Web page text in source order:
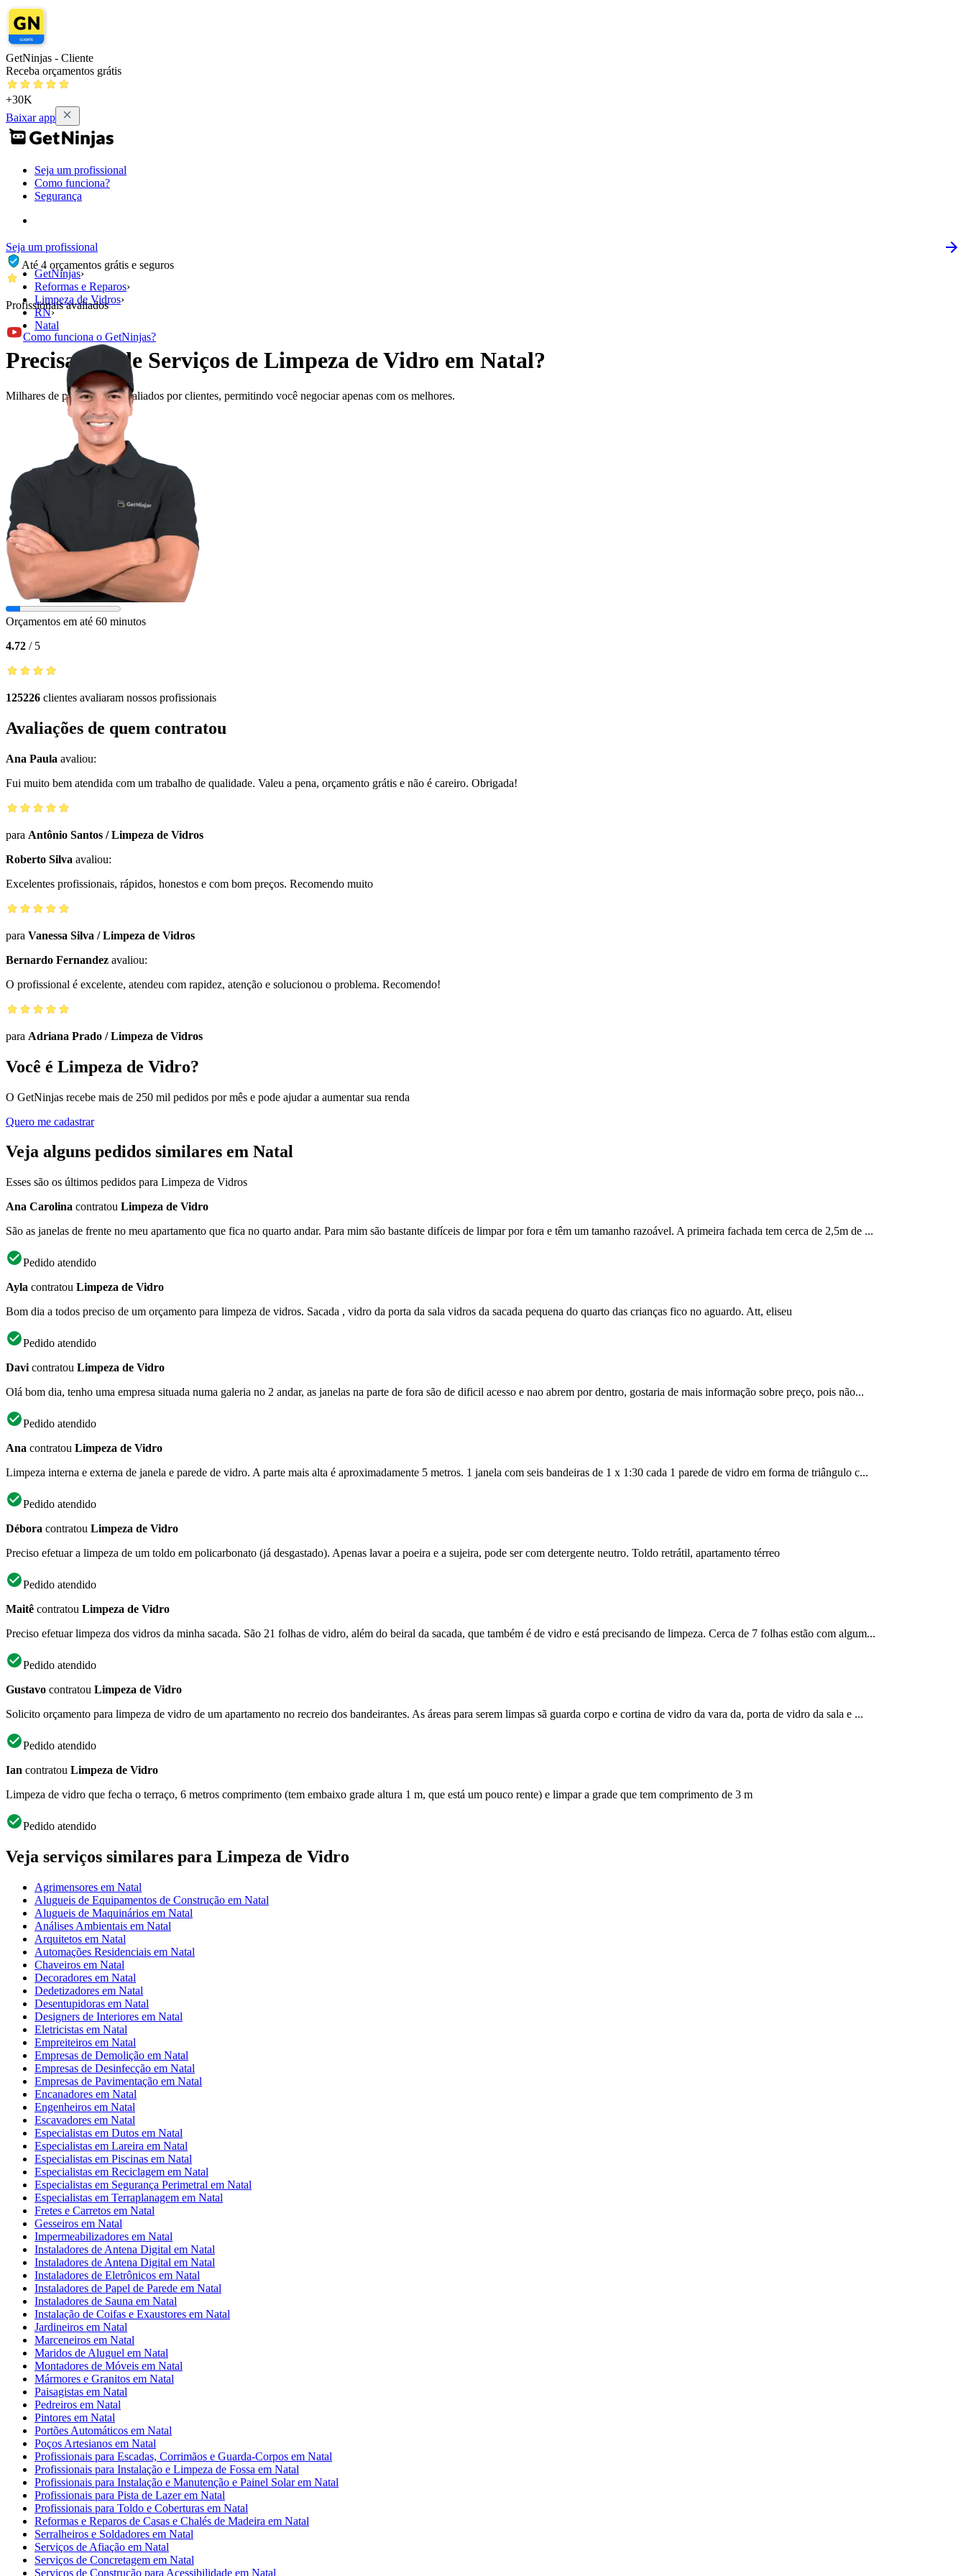
GetNinjas - Cliente
Receba orçamentos grátis
+30K
Baixar app
Seja um profissional
Como funciona?
Segurança
Seja um profissional
GetNinjas›
Reformas e Reparos›
Limpeza de Vidros›
RN›
Natal
Precisando de Serviços de Limpeza de Vidro em Natal?
Milhares de profissionais avaliados por clientes, permitindo você negociar apenas com os melhores.
Até 4 orçamentos grátis e seguros
Profissionais avaliados
Como funciona o GetNinjas?
Orçamentos em até 60 minutos
4.72 / 5
125226 clientes avaliaram nossos profissionais
Avaliações de quem contratou
Ana Paula avaliou:
Fui muito bem atendida com um trabalho de qualidade. Valeu a pena, orçamento grátis e não é careiro. Obrigada!
para Antônio Santos /Limpeza de Vidros
Roberto Silva avaliou:
Excelentes profissionais, rápidos, honestos e com bom preços. Recomendo muito
para Vanessa Silva /Limpeza de Vidros
Bernardo Fernandez avaliou:
O profissional é excelente, atendeu com rapidez, atenção e solucionou o problema. Recomendo!
para Adriana Prado /Limpeza de Vidros
Você é Limpeza de Vidro?
O GetNinjas recebe mais de 250 mil pedidos por mês e pode ajudar a aumentar sua renda
Quero me cadastrar
Veja alguns pedidos similares em Natal
Esses são os últimos pedidos para Limpeza de Vidros
Ana Carolina contratou Limpeza de Vidro
São as janelas de frente no meu apartamento que fica no quarto andar. Para mim são bastante difíceis de limpar por fora e têm um tamanho razoável. A primeira fachada tem cerca de 2,5m de ...
Pedido atendido
Ayla contratou Limpeza de Vidro
Bom dia a todos preciso de um orçamento para limpeza de vidros. Sacada , vidro da porta da sala vidros da sacada pequena do quarto das crianças fico no aguardo. Att, eliseu
Pedido atendido
Davi contratou Limpeza de Vidro
Olá bom dia, tenho uma empresa situada numa galeria no 2 andar, as janelas na parte de fora são de dificil acesso e nao abrem por dentro, gostaria de mais informação sobre preço, pois não...
Pedido atendido
Ana contratou Limpeza de Vidro
Limpeza interna e externa de janela e parede de vidro. A parte mais alta é aproximadamente 5 metros. 1 janela com seis bandeiras de 1 x 1:30 cada 1 parede de vidro em forma de triângulo c...
Pedido atendido
Débora contratou Limpeza de Vidro
Preciso efetuar a limpeza de um toldo em policarbonato (já desgastado). Apenas lavar a poeira e a sujeira, pode ser com detergente neutro. Toldo retrátil, apartamento térreo
Pedido atendido
Maitê contratou Limpeza de Vidro
Preciso efetuar limpeza dos vidros da minha sacada. São 21 folhas de vidro, além do beiral da sacada, que também é de vidro e está precisando de limpeza. Cerca de 7 folhas estão com algum...
Pedido atendido
Gustavo contratou Limpeza de Vidro
Solicito orçamento para limpeza de vidro de um apartamento no recreio dos bandeirantes. As áreas para serem limpas sã guarda corpo e cortina de vidro da vara da, porta de vidro da sala e ...
Pedido atendido
Ian contratou Limpeza de Vidro
Limpeza de vidro que fecha o terraço, 6 metros comprimento (tem embaixo grade altura 1 m, que está um pouco rente) e limpar a grade que tem comprimento de 3 m
Pedido atendido
Veja serviços similares para Limpeza de Vidro
Agrimensores em Natal
Alugueis de Equipamentos de Construção em Natal
Alugueis de Maquinários em Natal
Análises Ambientais em Natal
Arquitetos em Natal
Automações Residenciais em Natal
Chaveiros em Natal
Decoradores em Natal
Dedetizadores em Natal
Desentupidoras em Natal
Designers de Interiores em Natal
Eletricistas em Natal
Empreiteiros em Natal
Empresas de Demolição em Natal
Empresas de Desinfecção em Natal
Empresas de Pavimentação em Natal
Encanadores em Natal
Engenheiros em Natal
Escavadores em Natal
Especialistas em Dutos em Natal
Especialistas em Lareira em Natal
Especialistas em Piscinas em Natal
Especialistas em Reciclagem em Natal
Especialistas em Segurança Perimetral em Natal
Especialistas em Terraplanagem em Natal
Fretes e Carretos em Natal
Gesseiros em Natal
Impermeabilizadores em Natal
Instaladores de Antena Digital em Natal
Instaladores de Antena Digital em Natal
Instaladores de Eletrônicos em Natal
Instaladores de Papel de Parede em Natal
Instaladores de Sauna em Natal
Instalação de Coifas e Exaustores em Natal
Jardineiros em Natal
Marceneiros em Natal
Maridos de Aluguel em Natal
Montadores de Móveis em Natal
Mármores e Granitos em Natal
Paisagistas em Natal
Pedreiros em Natal
Pintores em Natal
Portões Automáticos em Natal
Poços Artesianos em Natal
Profissionais para Escadas, Corrimãos e Guarda-Corpos em Natal
Profissionais para Instalação e Limpeza de Fossa em Natal
Profissionais para Instalação e Manutenção e Painel Solar em Natal
Profissionais para Pista de Lazer em Natal
Profissionais para Toldo e Coberturas em Natal
Reformas e Reparos de Casas e Chalés de Madeira em Natal
Serralheiros e Soldadores em Natal
Serviços de Afiação em Natal
Serviços de Concretagem em Natal
Serviços de Construção para Acessibilidade em Natal